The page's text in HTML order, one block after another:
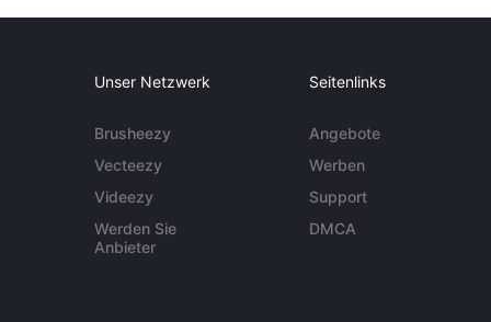
Unser Netzwerk
Brusheezy
Vecteezy
Videezy
Werden Sie
Anbieter
Seitenlinks
Angebote
Werben
Support
DMCA